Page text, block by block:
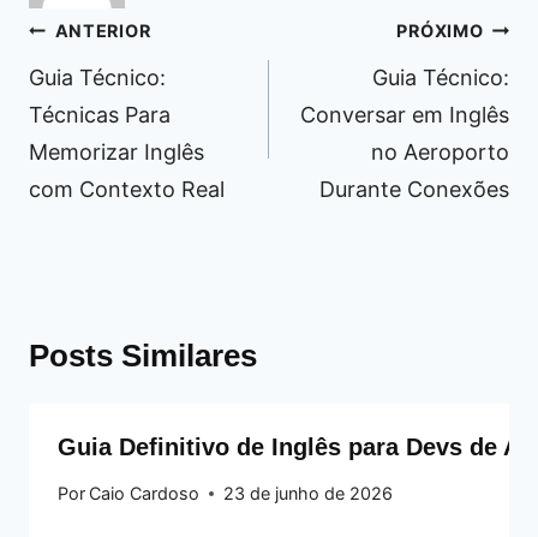
Navegação
de
Post
ANTERIOR
Guia Técnico:
Técnicas Para
Memorizar Inglês
com Contexto Real
PRÓXIMO
Guia Técnico:
Conversar em Inglês
no Aeroporto
Durante Conexões
Posts Similares
Guia Definitivo de Inglês para Devs de
PorCaio Cardoso 23 de junho de 2026